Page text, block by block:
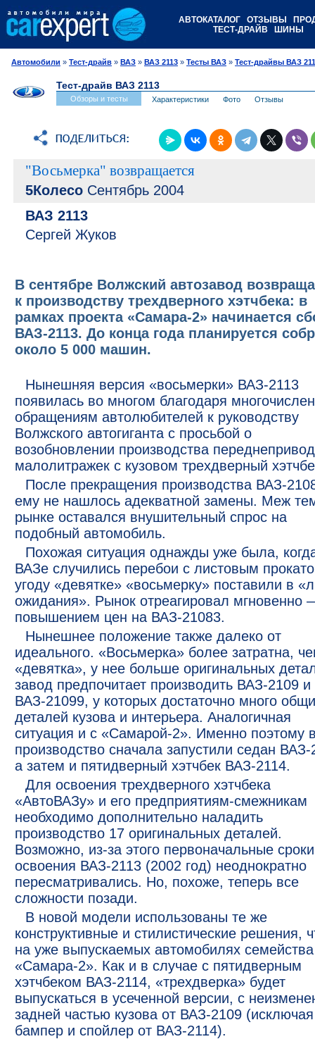
АВТОКАТАЛОГ ОТЗЫВЫ
ТЕСТ-ДРАЙВ
ШИНЫ
Автомобили » Тест-драйв » ВАЗ » ВАЗ 2113 » Тесты ВАЗ » Тест-драйвы ВАЗ
Тест-драйв ВАЗ 2113
Обзоры и тесты Характеристики Фото Отзывы
"Восьмерка" возвращается
5Колесо Сентябрь 2004
ВАЗ 2113
Сергей Жуков
В сентябре Волжский автозавод
к производству трехдверного хэтчбека: в
рамках проекта «Самара-2» начинается
ВАЗ-2113. До конца года планируется
около 5 000 машин.
Нынешняя версия «восьмерки» ВАЗ-2113
появилась во многом благодаря
обращениям автолюбителей к руководству
Волжского автогиганта с просьбой о
возобновлении производства
малолитражек с кузовом трехдверный
После прекращения производства ВАЗ-
ему не нашлось адекватной замены. Меж
рынке оставался внушительный спрос на
подобный автомобиль.
Похожая ситуация однажды уже была,
ВАЗе случились перебои с листовым
угоду «девятке» «восьмерку» поставили в
ожидания». Рынок отреагировал мгновенно
повышением цен на ВАЗ-21083.
Нынешнее положение также далеко от
идеального. «Восьмерка» более затратна,
«девятка», у нее больше оригинальных
завод предпочитает производить ВАЗ-2109 и
ВАЗ-21099, у которых достаточно много
деталей кузова и интерьера. Аналогичная
ситуация и с «Самарой-2». Именно поэтому
производство сначала запустили седан ВАЗ-
а затем и пятидверный хэтчбек ВАЗ-2114.
Для освоения трехдверного хэтчбека
«АвтоВАЗу» и его предприятиям-смежникам
необходимо дополнительно наладить
производство 17 оригинальных деталей.
Возможно, из-за этого первоначальные сроки
освоения ВАЗ-2113 (2002 год) неоднократно
пересматривались. Но, похоже, теперь все
сложности позади.
В новой модели использованы те же
конструктивные и стилистические решения,
на уже выпускаемых автомобилях семейства
«Самара-2». Как и в случае с пятидверным
хэтчбеком ВАЗ-2114, «трехдверка» будет
выпускаться в усеченной версии, с
задней частью кузова от ВАЗ-2109 (исключая
бампер и спойлер от ВАЗ-2114).